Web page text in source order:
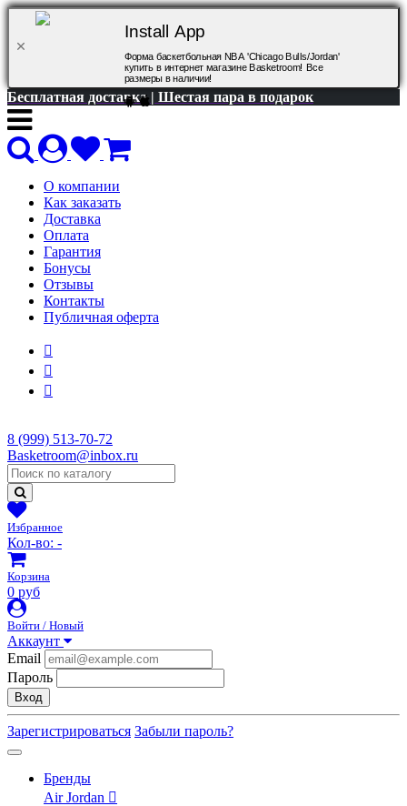
Install App
Форма баскетбольная NBA 'Chicago Bulls/Jordan'
купить в интернет магазине Basketroom! Все
размеры в наличии!
Бесплатная доставка | Шестая пара в подарок
О компании
Как заказать
Доставка
Оплата
Гарантия
Бонусы
Отзывы
Контакты
Публичная оферта
8 (999) 513-70-72
Basketroom@inbox.ru
Избранное
Кол-во: -
Корзина
0 руб
Войти / Новый
Аккаунт
Email
Пароль
Вход
Зарегистрироваться Забыли пароль?
Бренды
Air Jordan